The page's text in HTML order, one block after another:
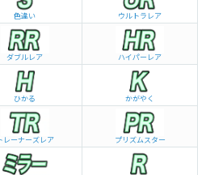
色違い ウルトラレア
ダブルレア ハイパーレア
ひかる かがやく
トレーナーズレア プリズムスター